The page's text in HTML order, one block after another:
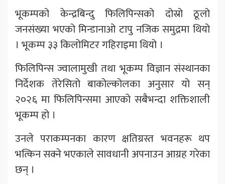
भूकम्पको केन्द्रबिन्दु फिलिपिन्सको दोस्रो ठूलो
जनसंख्या भएको मिन्डानाओ टापु नजिक समुद्रमा थियो
। भूकम्प ३३ किलोमिटर गहिराइमा थियो ।
फिलिपिन्स ज्वालामुखी तथा भूकम्प विज्ञान संस्थानका
निर्देशक तेरेसितो बाकोल्कोलका अनुसार यो सन्
२०२६ मा फिलिपिन्समा आएको सबैभन्दा शक्तिशाली
भूकम्प हो ।
उनले पराकम्पनका कारण क्षतिग्रस्त भवनहरू थप
भत्किन सक्ने भएकाले सावधानी अपनाउन आग्रह गरेका
छन् ।